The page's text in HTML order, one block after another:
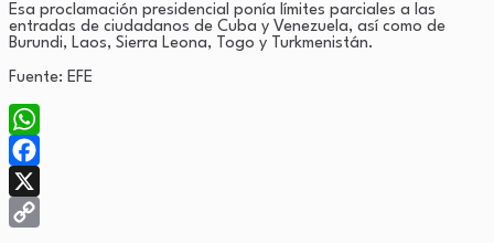
Esa proclamación presidencial ponía límites parciales a las
entradas de ciudadanos de Cuba y Venezuela, así como de
Burundi, Laos, Sierra Leona, Togo y Turkmenistán.
Fuente: EFE
WhatsApp
Facebook
X